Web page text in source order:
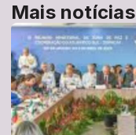
Mais notícias